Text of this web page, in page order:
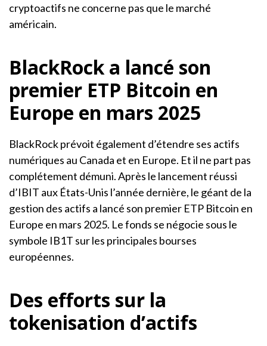
cryptoactifs ne concerne pas que le marché
américain.
BlackRock a lancé son
premier ETP Bitcoin en
Europe en mars 2025
BlackRock prévoit également d’étendre ses actifs
numériques au Canada et en Europe. Et il ne part pas
complétement démuni. Après le lancement réussi
d’IBIT aux États-Unis l’année dernière, le géant de la
gestion des actifs a lancé son premier ETP Bitcoin en
Europe en mars 2025. Le fonds se négocie sous le
symbole IB1T sur les principales bourses
européennes.
Des efforts sur la
tokenisation d’actifs